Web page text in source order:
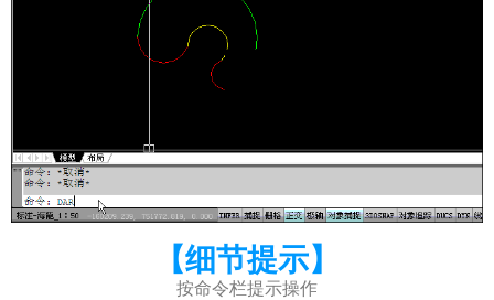
【细节提示】
按命令栏提示操作